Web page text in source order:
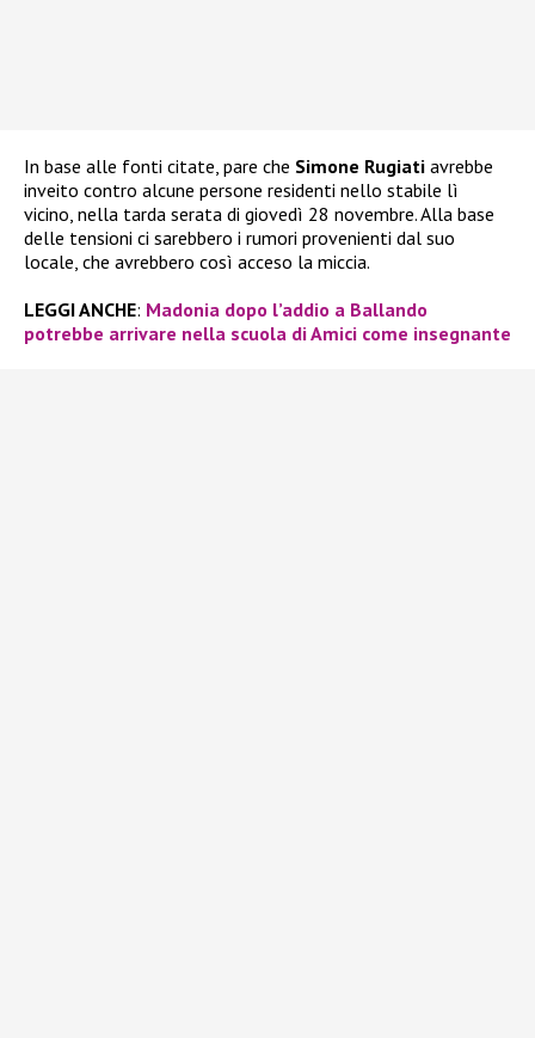
In base alle fonti citate, pare che Simone Rugiati avrebbe
inveito contro alcune persone residenti nello stabile lì
vicino, nella tarda serata di giovedì 28 novembre. Alla base
delle tensioni ci sarebbero i rumori provenienti dal suo
locale, che avrebbero così acceso la miccia.
LEGGI ANCHE: Madonia dopo l’addio a Ballando
potrebbe arrivare nella scuola di Amici come insegnante